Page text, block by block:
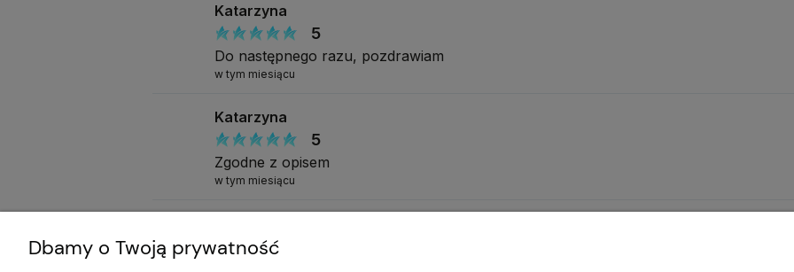
Katarzyna
5
Do następnego razu, pozdrawiam
w tym miesiącu
Katarzyna
5
Zgodne z opisem
w tym miesiącu
Dbamy o Twoją prywatność